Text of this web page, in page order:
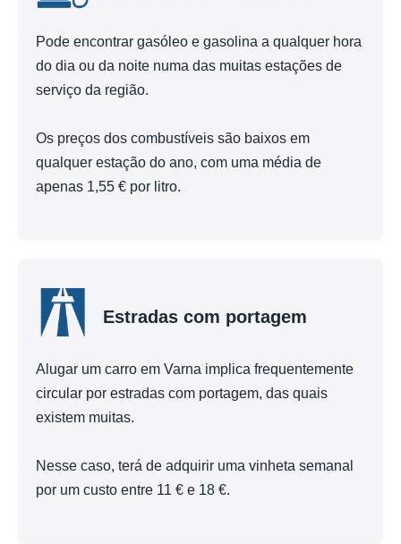
Pode encontrar gasóleo e gasolina a qualquer hora
do dia ou da noite numa das muitas estações de
serviço da região.
Os preços dos combustíveis são baixos em
qualquer estação do ano, com uma média de
apenas 1,55 € por litro.
Estradas com portagem
Alugar um carro em Varna implica frequentemente
circular por estradas com portagem, das quais
existem muitas.
Nesse caso, terá de adquirir uma vinheta semanal
por um custo entre 11 € e 18 €.